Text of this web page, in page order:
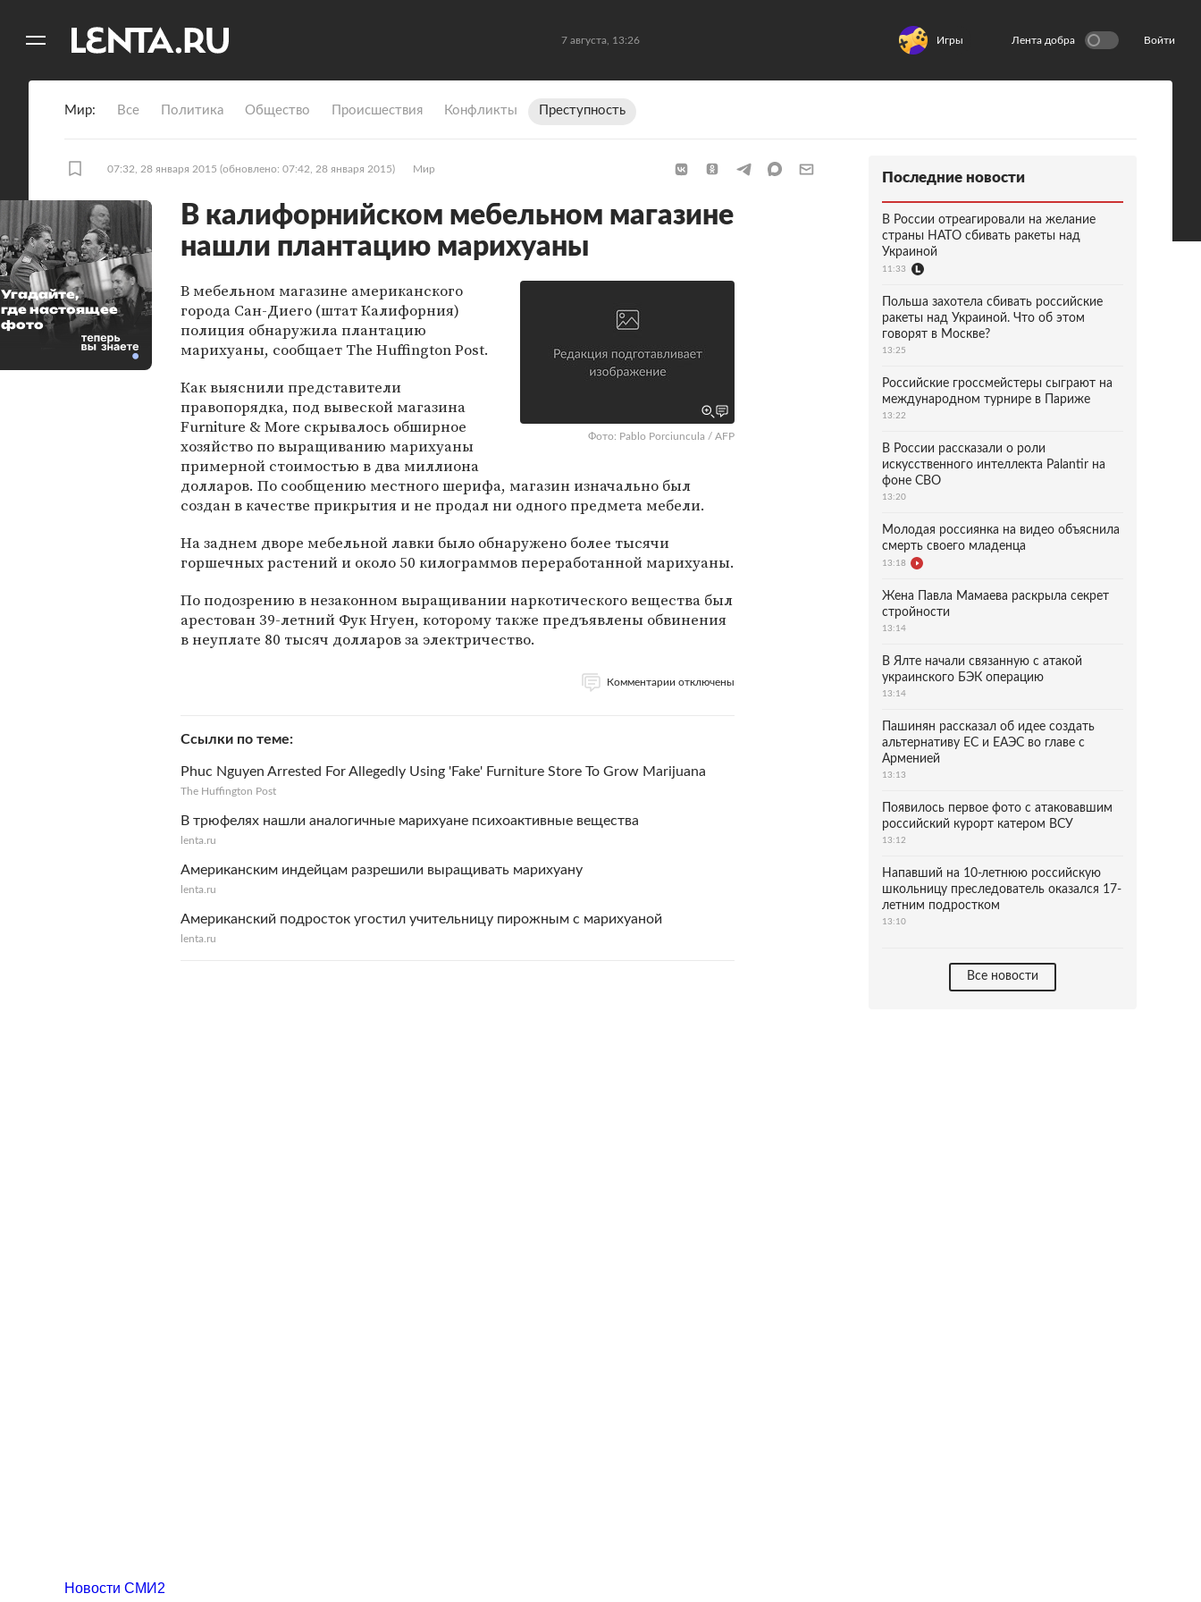
7 августа, 13:26 Игры Лента добра Войти
Мир Все Политика Общество Происшествия Конфликты Преступность
07:32, 28 января 2015 (обновлено: 07:42, 28 января 2015) Мир
В калифорнийском мебельном магазине
нашли плантацию марихуаны
Фото: Pablo Porciuncula / AFP
В мебельном магазине американского
города Сан-Диего (штат Калифорния)
полиция обнаружила плантацию
марихуаны, сообщает The Huffington Post.
Как выяснили представители
правопорядка, под вывеской магазина
Furniture & More скрывалось обширное
хозяйство по выращиванию марихуаны
примерной стоимостью в два миллиона
долларов. По сообщению местного шерифа, магазин изначально был
создан в качестве прикрытия и не продал ни одного предмета мебели.
На заднем дворе мебельной лавки было обнаружено более тысячи
горшечных растений и около 50 килограммов переработанной марихуаны.
По подозрению в незаконном выращивании наркотического вещества был
арестован 39-летний Фук Нгуен, которому также предъявлены обвинения
в неуплате 80 тысяч долларов за электричество.
Комментарии отключены
Ссылки по теме
Phuc Nguyen Arrested For Allegedly Using 'Fake' Furniture Store To Grow Marijuana
The Huffington Post
В трюфелях нашли аналогичные марихуане психоактивные вещества
lenta.ru
Американским индейцам разрешили выращивать марихуану
lenta.ru
Американский подросток угостил учительницу пирожным с марихуаной
lenta.ru
Угадайте,
где настоящее
фото
Последние новости
В России отреагировали на желание
страны НАТО сбивать ракеты над
Украиной
11:33
Польша захотела сбивать российские
ракеты над Украиной. Что об этом
говорят в Москве?
13:25
Российские гроссмейстеры сыграют на
международном турнире в Париже
13:22
В России рассказали о роли
искусственного интеллекта Palantir на
фоне СВО
13:20
Молодая россиянка на видео объяснила
смерть своего младенца
13:18
Жена Павла Мамаева раскрыла секрет
стройности
13:14
В Ялте начали связанную с атакой
украинского БЭК операцию
13:14
Пашинян рассказал об идее создать
альтернативу ЕС и ЕАЭС во главе с
Арменией
13:13
Появилось первое фото с атаковавшим
российский курорт катером ВСУ
13:12
Напавший на 10-летнюю российскую
школьницу преследователь оказался 17-
летним подростком
13:10
Все новости
Новости СМИ2